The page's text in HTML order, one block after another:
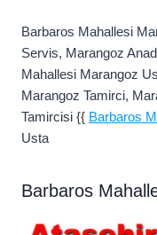
Barbaros Mahallesi
Servis, Marangoz
Mahallesi Marangoz
Marangoz Tamirci,
Tamircisi {{ Barbaros
Usta
Barbaros